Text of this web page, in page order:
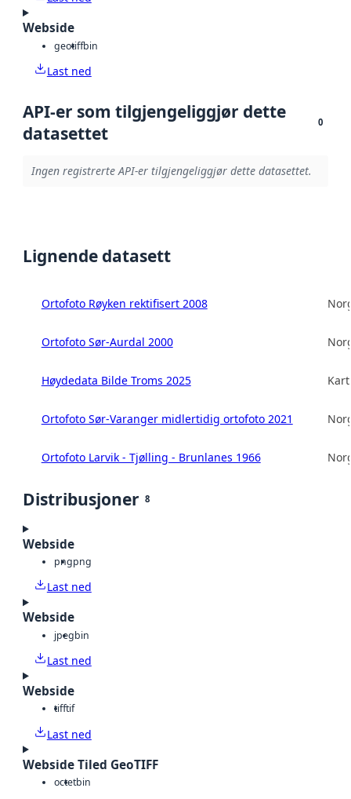
Webside
geotiffbin
Last ned
API-er som tilgjengeliggjør dette
datasettet
0
Ingen registrerte API-er tilgjengeliggjør dette datasettet.
Lignende datasett
Ortofoto Røyken rektifisert 2008
Ortofoto Sør-Aurdal 2000
Høydedata Bilde Troms 2025
Ortofoto Sør-Varanger midlertidig ortofoto 2021
Ortofoto Larvik - Tjølling - Brunlanes 1966
Distribusjoner 8
Webside
pngpng
Last ned
Webside
jpegbin
Last ned
Webside
tifftif
Last ned
Webside Tiled GeoTIFF
octetbin